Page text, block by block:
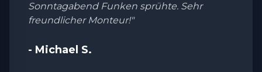
Sonntagabend Funken sprühte. Sehr
freundlicher Monteur!"
- Michael S.